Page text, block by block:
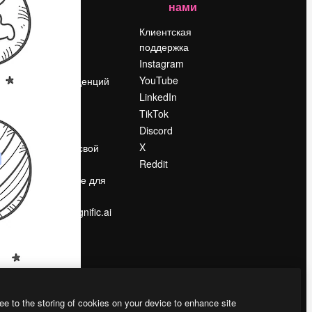
Цены
О нас
Поиск тенденций
Продайте свой
контент
Помещение для
Ищете magnific.ai
нами
Клиентская
поддержка
Instagram
YouTube
LinkedIn
TikTok
Discord
X
Reddit
to the storing of cookies on your device to enhance site